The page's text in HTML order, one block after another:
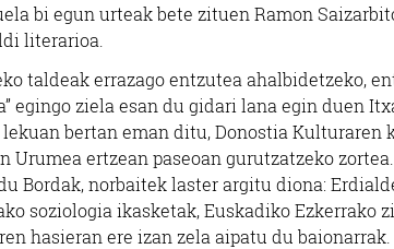
bi egun urteak bete zituen Ramon
literarioa.
taldeak errazago entzutea ahalbidetzeko,
egingo ziela esan du gidari lana egin duen
bertan eman ditu, Donostia Kulturaren
Urumea ertzean paseoan gurutzatzeko
Bordak, norbaitek laster argitu diona:
soziologia ikasketak, Euskadiko Ezkerrako
hasieran ere izan zela aipatu du